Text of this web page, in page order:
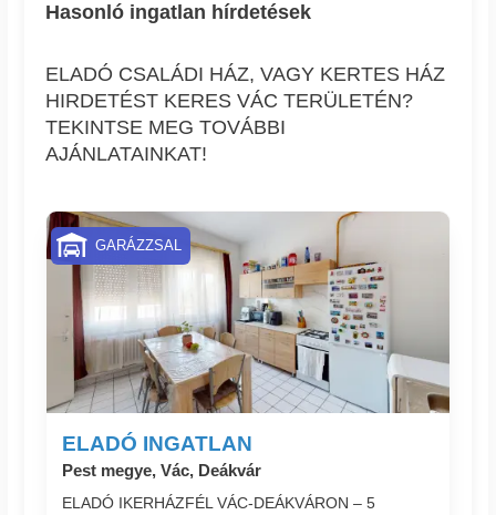
Hasonló ingatlan hírdetések
ELADÓ CSALÁDI HÁZ, VAGY KERTES HÁZ
HIRDETÉST KERES VÁC TERÜLETÉN?
TEKINTSE MEG TOVÁBBI
AJÁNLATAINKAT!
ELADÓ INGATLAN
Pest megye, Vác, Deákvár
ELADÓ IKERHÁZFÉL VÁC-DEÁKVÁRON – 5
GARÁZZSAL